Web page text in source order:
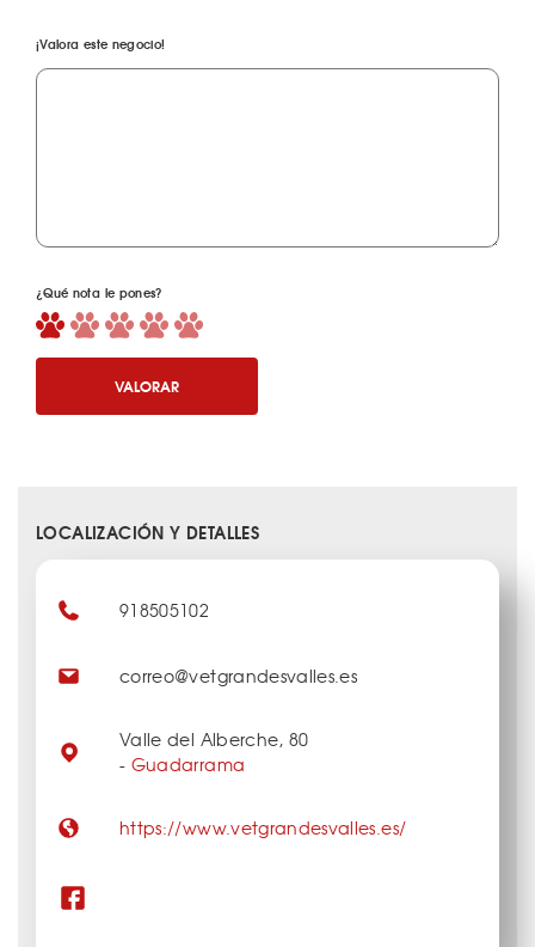
¡Valora este negocio!
¿Qué nota le pones?
VALORAR
LOCALIZACIÓN Y DETALLES
918505102
correo@vetgrandesvalles.es
Valle del Alberche, 80
- Guadarrama
https://www.vetgrandesvalles.es/